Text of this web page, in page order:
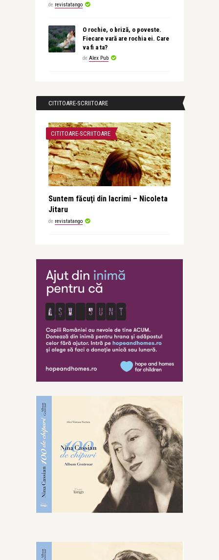
de revistatango
O rochie, o briză, o poveste.
Fiecare vară are rochia ei. Care
va fi a ta?
de Alex Pub
CITITOARE-SCRIITOARE
CITITOARE-SCRIITOARE
Suntem făcuţi din lacrimi – Nicoleta
Jitaru
de revistatango